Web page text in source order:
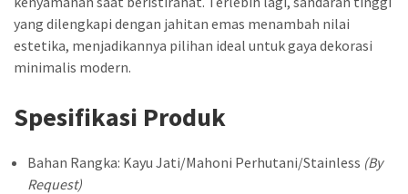
yang dilengkapi dengan jahitan emas menambah nilai
estetika, menjadikannya pilihan ideal untuk gaya dekorasi
minimalis modern.
Spesifikasi Produk
Bahan Rangka: Kayu Jati/Mahoni Perhutani/Stainless (By
Request)